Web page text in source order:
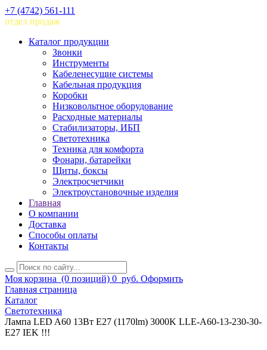
+7 (4742) 561-111
отдел продаж
Каталог продукции
Звонки
Инструменты
Кабеленесущие системы
Кабельная продукция
Коробки
Низковольтное оборудование
Расходные материалы
Стабилизаторы, ИБП
Светотехника
Техника для комфорта
Фонари, батарейки
Щиты, боксы
Электросчетчики
Электроустановочные изделия
Главная
О компании
Доставка
Способы оплаты
Контакты
Моя корзина (0 позиций) 0 руб. Оформить
Главная страница
Каталог
Светотехника
Лампа LED A60 13Вт Е27 (1170lm) 3000K LLE-A60-13-230-30-
E27 IEK !!!